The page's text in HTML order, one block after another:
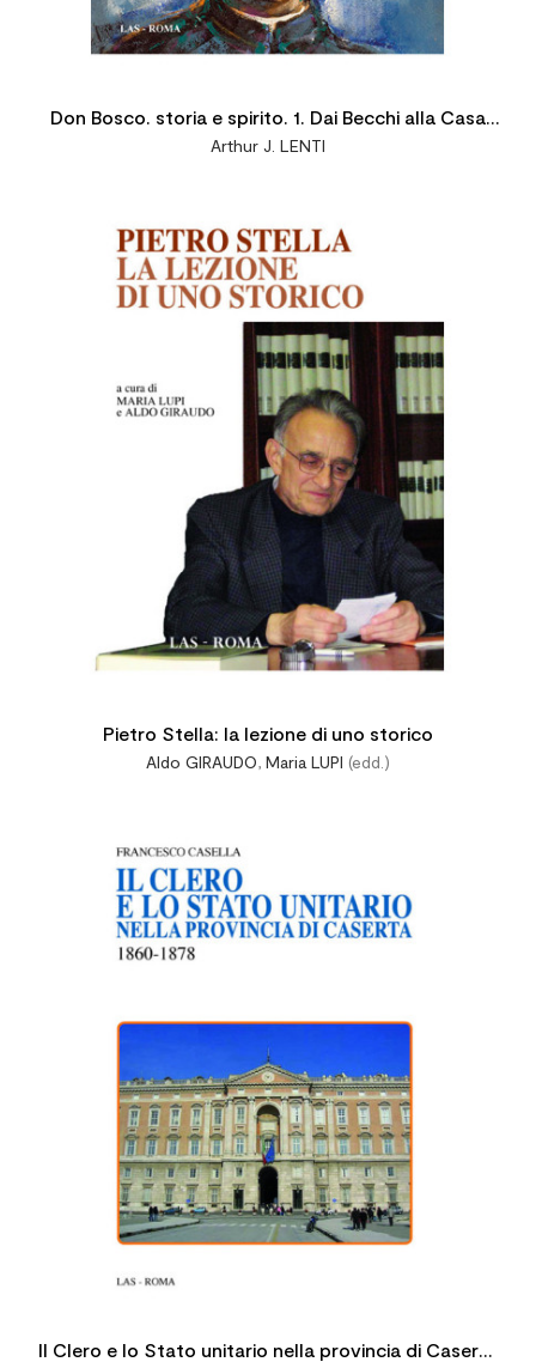
Don Bosco. storia e spirito. 1. Dai Becchi alla Casa
dell'Oratorio
Arthur J. LENTI
Pietro Stella: la lezione di uno storico
Aldo GIRAUDO, Maria LUPI (edd.)
Il Clero e lo Stato unitario nella provincia di Caserta